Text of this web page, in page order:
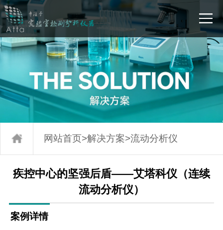
网站首页>解决方案>流动分析仪
疾控中心的坚强后盾——艾塔科仪（连续
流动分析仪）
案例详情